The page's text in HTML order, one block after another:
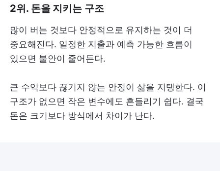
2위. 돈을 지키는 구조
많이 버는 것보다 안정적으로 유지하는 것이 더
중요해진다. 일정한 지출과 예측 가능한 흐름이
있으면 불안이 줄어든다.
큰 수익보다 끊기지 않는 안정이 삶을 지탱한다. 이
구조가 없으면 작은 변수에도 흔들리기 쉽다. 결국
돈은 크기보다 방식에서 차이가 난다.